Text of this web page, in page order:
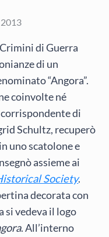
di Guerra
di un
“Angora”.
coinvolte né
di
Schultz, recuperò
uno scatolone e
assieme ai
Society.
decorata con
si vedeva il logo
. All’interno